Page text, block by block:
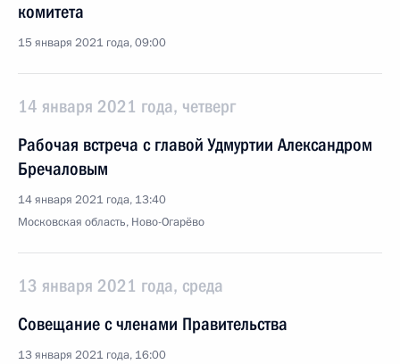
комитета
15 января 2021 года, 09:00
14 января 2021 года, четверг
Рабочая встреча с главой Удмуртии Александром
Бречаловым
14 января 2021 года, 13:40
Московская область, Ново-Огарёво
13 января 2021 года, среда
Совещание с членами Правительства
13 января 2021 года, 16:00